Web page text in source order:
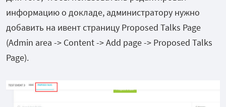
информацию о докладе, администратору нужно
добавить на ивент страницу Proposed Talks Page
(Admin area -> Content -> Add page -> Proposed Talks
Page).